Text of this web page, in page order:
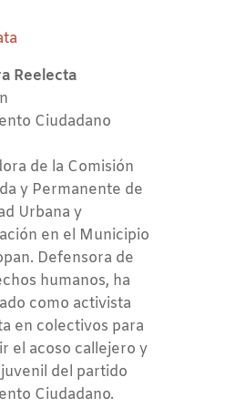
Reelecta
Ciudadano
de la Comisión
y Permanente de
Urbana y
en el Municipio
Defensora de
humanos, ha
como activista
en colectivos para
el acoso callejero y
del partido
Ciudadano.